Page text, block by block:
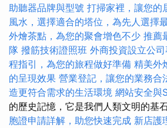
助聽器品牌與型號 打掃家裡，讓您的
風水，選擇適合的塔位，為先人選擇
外燴茶點，為您的聚會增色不少 推薦
隊 撥筋技術證照班 外商投資設立公
程指引，為您的旅程做好準備 精美外
的呈現效果 營業登記，讓您的業務合
造更符合需求的生活環境 網站安全與
的歷史記憶，它是我們人類文明的基
胞證申請詳解，助您快速完成 新店護